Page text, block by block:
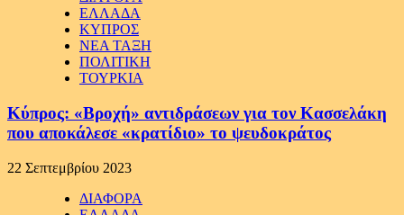
ΕΛΛΑΔΑ
ΚΥΠΡΟΣ
ΝΕΑ ΤΑΞΗ
ΠΟΛΙΤΙΚΗ
ΤΟΥΡΚΙΑ
Κύπρος: «Βροχή» αντιδράσεων για τον Κασσελάκη
που αποκάλεσε «κρατίδιο» το ψευδοκράτος
22 Σεπτεμβρίου 2023
ΔΙΑΦΟΡΑ